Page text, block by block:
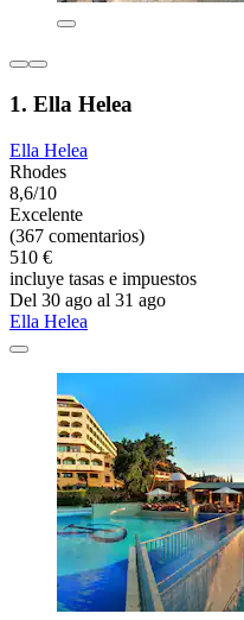
1. Ella Helea
Ella Helea
Rhodes
8,6/10
Excelente
(367 comentarios)
510 €
incluye tasas e impuestos
Del 30 ago al 31 ago
Ella Helea